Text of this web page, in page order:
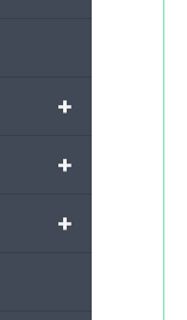
+
+
+